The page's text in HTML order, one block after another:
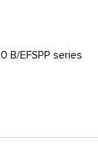
B/EFSPP series